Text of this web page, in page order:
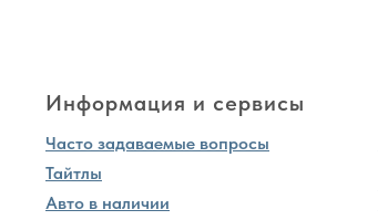
Информация и сервисы
Часто задаваемые вопросы
Тайтлы
Авто в наличии